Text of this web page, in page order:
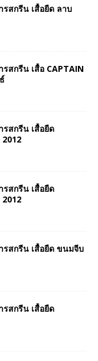
รสกรีน เสื้อยืด ลาบ
รสกรีน เสื้อ CAPTAIN
รสกรีน เสื้อยืด
2012
รสกรีน เสื้อยืด
2012
รสกรีน เสื้อยืด ขนมจีบ
รสกรีน เสื้อยืด